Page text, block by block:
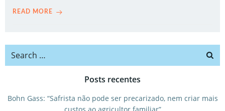
READ MORE
Search
Posts recentes
Bohn Gass: “Safrista não pode ser precarizado, nem criar mais